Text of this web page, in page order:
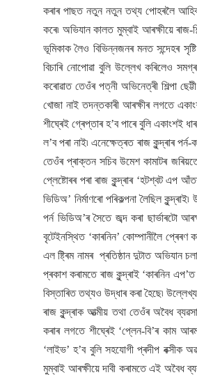
কৰাৰ পাছত নতুন নতুন তথ্য পোহৰলৈ আহিবলৈ
কৰে৷ অভিযান কালত মুম্বাই আৰক্ষীয়ে ৰাজ-
ভূমিকাক লৈও বিভিন্নজনৰ মনত সন্দেহৰ
বিচাৰি নোপোৱা বুলি উল্লেখ কৰিলেও
কৰোৱাত তেওঁৰ পত্নী অভিনেত্ৰী শিল্পা
খোজা নাই তদন্তকাৰী আৰক্ষীৰ লগতে
শীঘ্ৰেই গ্ৰেপ্তাৰ হ’ব পাৰে বুলি একাংশই
ল’ব পৰা নাই৷ এনেক্ষেত্ৰত ৰাজ কুন্দ্ৰাৰ পৰ্ন-
তেওঁৰ প্ৰাক্তন সচিব উমেশ কামাটৰ
প্লেষ্টোৰৰ পৰা ৰাজ কুন্দ্ৰাৰ ‘হটশ্বট এপ
ভিডিঅ’ নিৰ্মাণৰো পৰিকল্পনা লৈছিল
পৰ্ন ভিডিঅ’ৰ সৈতে জব্দ কৰা ছাৰ্ভাৰটো
বৃটেইনস্থিত ‘কাৰনিন’ কোম্পানীলৈ প্ৰেৰণ
এল ষ্ট্ৰিম নামৰ প্ৰতিষ্ঠান দুটাত অভিযান
প্ৰকাশ কৰামতে ৰাজ কুন্দ্ৰাই ‘কাৰনিন
বিস্তাৰিত তথ্যও উদ্ধাৰ কৰা হৈছে৷
ৰাজ কুন্দ্ৰাক আত্মীয় তথা তেওঁৰ অবৈধ
কৰাৰ লগতে শীঘ্ৰেই ‘প্লেন-বি’ৰ কাম
‘লাইভ’ হ’ব বুলি সহযোগী প্ৰদীপ বক্সীক
মুম্বাই আৰক্ষীয়ে দাবী কৰামতে এই অবৈধ